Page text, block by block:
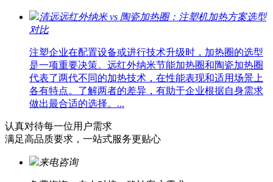
清远远红外纳米 vs 陶瓷加热圈：注塑机加热方案选型
对比
注塑企业在配置设备或进行技术升级时，加热圈的选型
是一项重要决策。远红外纳米节能加热圈和陶瓷加热圈
代表了两代不同的加热技术，在性能表现和适用场景上
各有特点。了解两者的差异，有助于企业根据自身需求
做出最合适的选择。...
认真对待每一位用户需求
满足高品质要求，一站式服务更贴心
来电咨询